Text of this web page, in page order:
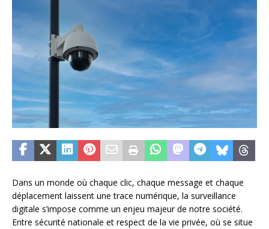
Dans un monde où chaque clic, chaque message et chaque
déplacement laissent une trace numérique, la surveillance
digitale s’impose comme un enjeu majeur de notre société.
Entre sécurité nationale et respect de la vie privée, où se situe